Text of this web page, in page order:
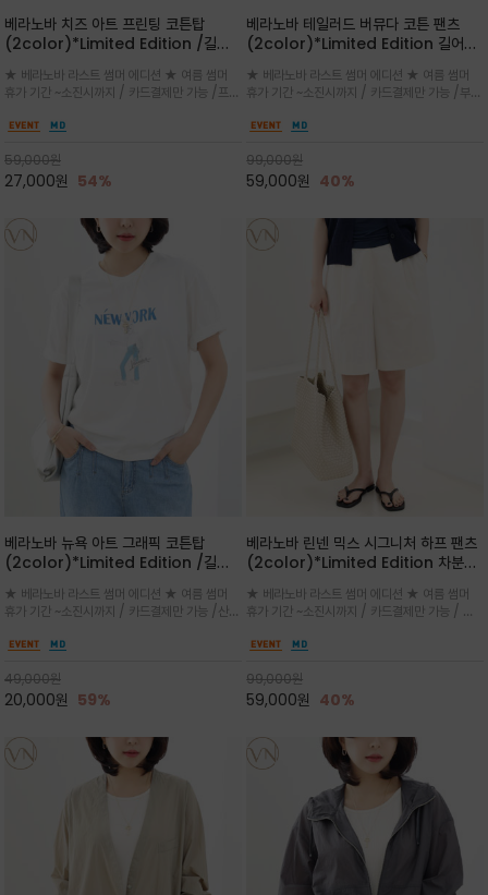
베라노바 치즈 아트 프린팅 코튼탑
(2color)*Limited Edition /길어
세요 ^^
★ 베라노바 라스트 썸머 에디션 ★ 여름 썸머
휴가 기간 ~소진시까지 / 카드결제만 가능 /프론
러스트 프린트가 더해져 과하지 않으면서도 세련
59,000원
27,000원 54%
베라노바 테일러드 버뮤다 코튼 팬츠
(2color)*Limited Edition 길어진
^^
★ 베라노바 라스트 썸머 에디션 ★ 여름 썸머
휴가 기간 ~소진시까지 / 카드결제만 가능 /부드
은은한 매트 컬러가 고급스러운 분위기
99,000원
59,000원 40%
베라노바 뉴욕 아트 그래픽 코튼탑
(2color)*Limited Edition /길어
세요 ^^
★ 베라노바 라스트 썸머 에디션 ★ 여름 썸머
휴가 기간 ~소진시까지 / 카드결제만 가능 /산뜻
레터링과 감각적인 일러스트 프린트가 어우러져
49,000원
20,000원 59%
베라노바 린넨 믹스 시그니처 하프 팬츠
(2color)*Limited Edition 차분한
진 여름의 끝자락까지 멋스럽게 연출하
세요 ^^
★ 베라노바 라스트 썸머 에디션 ★ 여름 썸머
휴가 기간 ~소진시까지 / 카드결제만 가능 / 앞
게 체형을 커버해 우아한 비율을 완성
99,000원
59,000원 40%